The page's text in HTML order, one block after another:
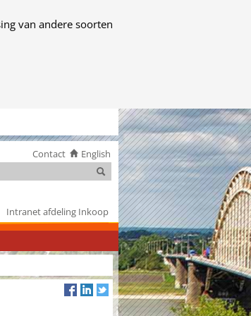
van andere soorten
Contact English
Intranet afdeling Inkoop
Zoeken
Zoeken